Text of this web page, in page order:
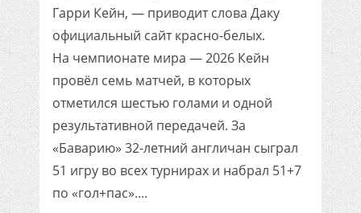
Гарри Кейн, — приводит слова Даку
официальный сайт красно-белых.
На чемпионате мира — 2026 Кейн
провёл семь матчей, в которых
отметился шестью голами и одной
результативной передачей. За
«Баварию» 32-летний англичан сыграл
51 игру во всех турнирах и набрал 51+7
по «гол+пас»....